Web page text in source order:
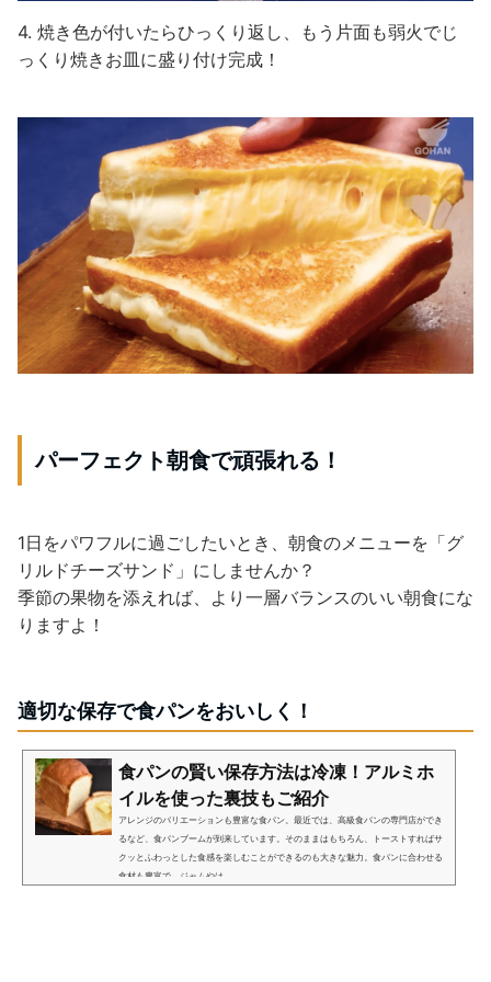
4. 焼き色が付いたらひっくり返し、もう片面も弱火でじ
っくり焼きお皿に盛り付け完成！
パーフェクト朝食で頑張れる！
1日をパワフルに過ごしたいとき、朝食のメニューを「グ
リルドチーズサンド」にしませんか？
季節の果物を添えれば、より一層バランスのいい朝食にな
りますよ！
適切な保存で食パンをおいしく！
食パンの賢い保存方法は冷凍！アルミホ
イルを使った裏技もご紹介
アレンジのバリエーションも豊富な食パン。最近では、高級食パンの専門店ができ
るなど、食パンブームが到来しています。そのままはもちろん、トーストすればサ
クッとふわっとした食感を楽しむことができるのも大きな魅力。食パンに合わせる
食材も豊富で、ジャムやは...